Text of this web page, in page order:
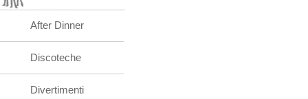
After Dinner
Discoteche
Divertimenti